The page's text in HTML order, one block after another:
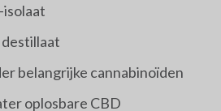
isolaat
belangrijke cannabinoïden
oplosbare CBD